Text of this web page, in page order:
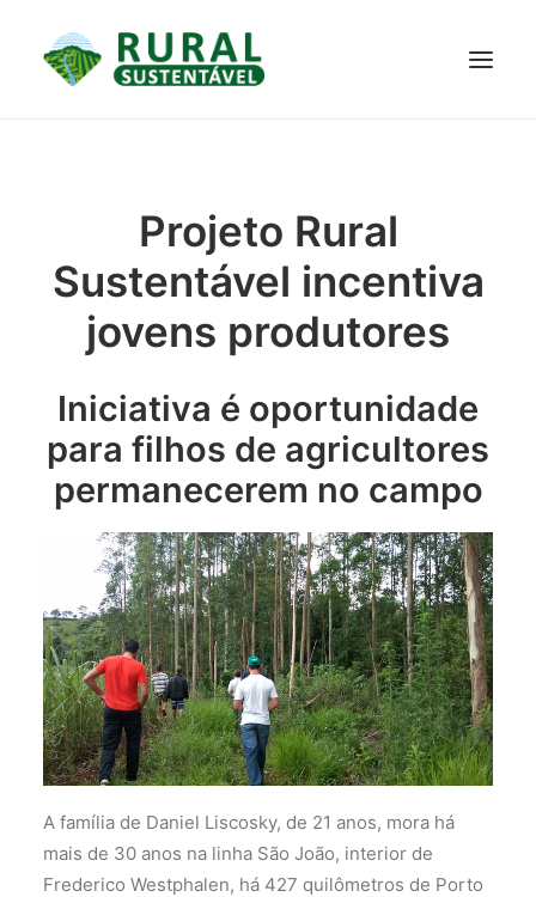
JANELA DO CONHECIMENTO
RESULTADOS ALCANÇADOS
Projeto Rural
Sustentável incentiva
jovens produtores
Iniciativa é oportunidade
para filhos de agricultores
permanecerem no campo
A família de Daniel Liscosky, de 21 anos, mora há
mais de 30 anos na linha São João, interior de
Frederico Westphalen, há 427 quilômetros de Porto